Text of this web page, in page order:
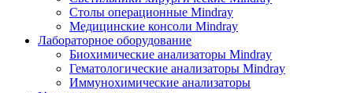
Столы операционные Mindray
Медицинские консоли Mindray
Лабораторное оборудование
Биохимические анализаторы Mindray
Гематологические анализаторы Mindray
Иммунохимические анализаторы